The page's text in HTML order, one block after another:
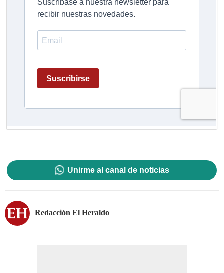
Unirme al canal de noticias
Redacción El Heraldo